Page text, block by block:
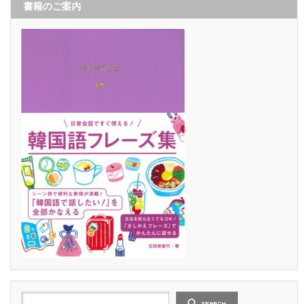
書籍のご案内